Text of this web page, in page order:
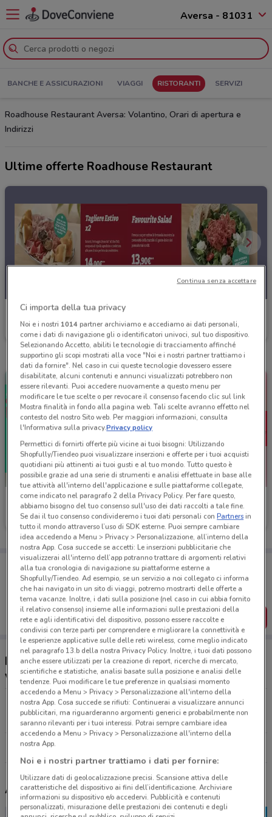
Aversa - 81031
BANCHE E ASSICURAZIONI VIAGGI RISTORANTI SERVIZI
Roadhouse Restaurant Aversa: Volantino, Orari di apertura e
Indirizzi
Ultime offerte Roadhouse Restaurant
Roadhouse Restaurant
Scade il 18/08 14.3 km
Roadhouse Restaurant
Scade il 18/08 14.3 km
Roadhouse Restaurant
Scade il 18/08 14.3 km
Porta DoveConviene sempre con te!
Puoi trovare le migliori offerte dei negozi vicino a te,
salvarle e creare la tua lista del risparmio, comodamente
dal tuo cellulare.
SCARICA L’APP
Ristoranti Roadhouse Restaurant nelle
vicinanze
P.zza Giuseppe Garibaldi, 1 Napoli
14.3 km
CHIUSO
Altri volantini nelle vicinanze
Ci importa della tua privacy
Noi e i nostri 1014partner archiviamo e accediamo ai dati personali,
come i dati di navigazione gli o identificatori univoci, sul tuo dispositivo.
Selezionando Accetto, abiliti le tecnologie di tracciamento affinché
supportino gli scopi mostrati alla voce "Noi e i nostri partner trattiamo i
dati da fornire". Nel caso in cui queste tecnologie dovessero essere
disabilitate, alcuni contenuti e annunci visualizzati potrebbero non
essere rilevanti. Puoi accedere nuovamente a questo menu per
modificare le tue scelte o per revocare il consenso facendo clic sul link
Mostra finalità in fondo alla pagina web. Tali scelte avranno effetto nel
contesto del nostro Sito web. Per maggiori informazioni, consulta
l'Informativa sulla privacy.Privacy policy
Permettici di fornirti offerte più vicine ai tuoi bisogni: Utilizzando
Shopfully/Tiendeo puoi visualizzare inserzioni e offerte per i tuoi acquisti
quotidiani più attinenti ai tuoi gusti e al tuo mondo. Tutto questo è
possibile grazie ad una serie di strumenti e analisi effettuate in base alle
tue attività all'interno dell'applicazione e sulle piattaforme collegate,
come indicato nel paragrafo 2 della Privacy Policy. Per fare questo,
abbiamo bisogno del tuo consenso sull'uso dei dati raccolti a tale fine.
Se dai il tuo consenso condivideremo i tuoi dati personali conPartnersin
tutto il mondo attraverso l’uso di SDK esterne. Puoi sempre cambiare
idea accedendo a Menu > Privacy > Personalizzazione, all’interno della
nostra App. Cosa succede se accetti: Le inserzioni pubblicitarie che
visualizzerai all'interno dell’app potranno trattare di argomenti relativi
alla tua cronologia di navigazione su piattaforme esterne a
Shopfully/Tiendeo. Ad esempio, se un servizio a noi collegato ci informa
che hai navigato in un sito di viaggi, potremo mostrarti delle offerte a
tema vacanze. Inoltre, i dati sulla posizione (nel caso in cui abbia fornito
il relativo consenso) insieme alle informazioni sulle prestazioni della
rete e agli identificativi del dispositivo, possono essere raccolte e
condivisi con terze parti per comprendere e migliorare la connettività e
le esperienze applicative sulle delle reti wireless, come meglio indicato
nel paragrafo 13.b della nostra Privacy Policy. Inoltre, i tuoi dati possono
anche essere utilizzati per la creazione di report, ricerche di mercato,
scientifiche e statistiche, analisi basate sulla posizione e analisi delle
tendenze. Puoi modificare le tue preferenze in qualsiasi momento
accedendo a Menu > Privacy > Personalizzazione all'interno della
nostra App. Cosa succede se rifiuti: Continuerai a visualizzare annunci
pubblicitari, ma riguarderanno argomenti generici e probabilmente non
saranno rilevanti per i tuoi interessi. Potrai sempre cambiare idea
accedendo a Menu > Privacy > Personalizzazione all'interno della
nostra App.
Noi e i nostri partner trattiamo i dati per fornire:
Utilizzare dati di geolocalizzazione precisi. Scansione attiva delle
caratteristiche del dispositivo ai fini dell’identificazione. Archiviare
informazioni su dispositivo e/o accedervi. Pubblicità e contenuti
personalizzati, misurazione delle prestazioni dei contenuti e degli
Continua senza accettare